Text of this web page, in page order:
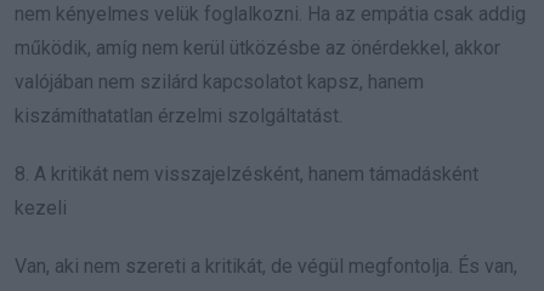
nem kényelmes velük foglalkozni. Ha az empátia csak addig
működik, amíg nem kerül ütközésbe az önérdekkel, akkor
valójában nem szilárd kapcsolatot kapsz, hanem
kiszámíthatatlan érzelmi szolgáltatást.
8. A kritikát nem visszajelzésként, hanem támadásként
kezeli
Van, aki nem szereti a kritikát, de végül megfontolja. És van,